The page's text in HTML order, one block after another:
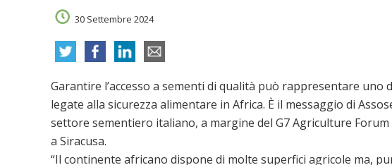
30 Settembre 2024
Garantire l’accesso a sementi di qualità può rappresentare
legate alla sicurezza alimentare in Africa. È il messaggio di
settore sementiero italiano, a margine del G7 Agriculture
a Siracusa.
“Il continente africano dispone di molte superfici agricole ma,